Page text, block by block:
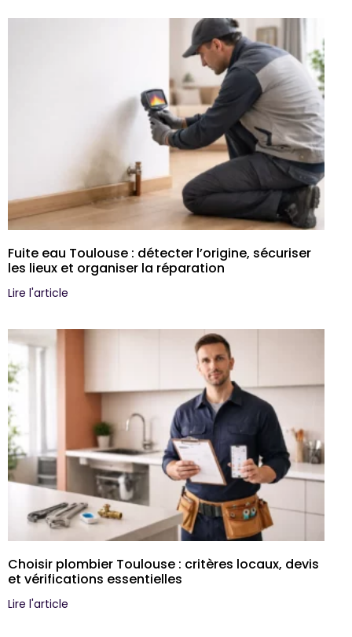
Fuite eau Toulouse : détecter l’origine, sécuriser
les lieux et organiser la réparation
Lire l'article
Choisir plombier Toulouse : critères locaux, devis
et vérifications essentielles
Lire l'article